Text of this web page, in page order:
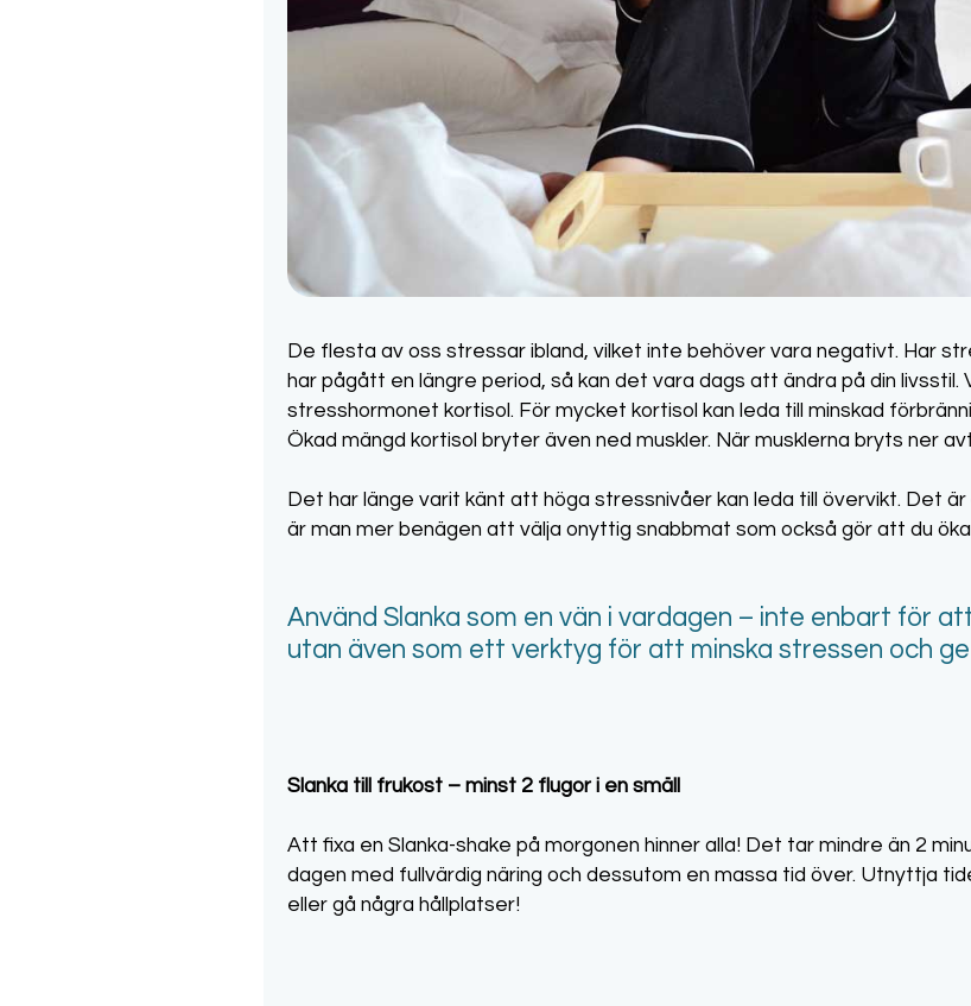
De flesta av oss stressar ibland, vilket inte behöver vara negativt. Har
har pågått en längre period, så kan det vara dags att ändra på din livsstil.
stresshormonet kortisol. För mycket kortisol kan leda till minskad
Ökad mängd kortisol bryter även ned muskler. När musklerna bryts ner
Det har länge varit känt att höga stressnivåer kan leda till övervikt. Det
är man mer benägen att välja onyttig snabbmat som också gör att du
Använd Slanka som en vän i vardagen – inte enbart för
utan även som ett verktyg för att minska stressen och
Slanka till frukost – minst 2 flugor i en smäll
Att fixa en Slanka-shake på morgonen hinner alla! Det tar mindre än 2
dagen med fullvärdig näring och dessutom en massa tid över. Utnyttja
eller gå några hållplatser!